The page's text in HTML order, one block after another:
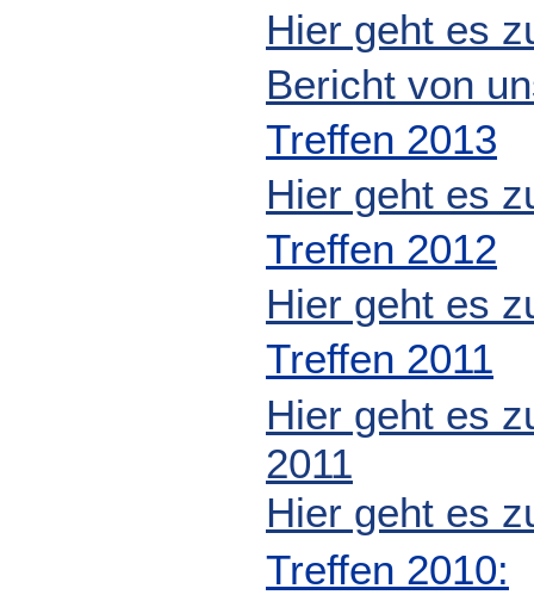
Hier geht es
Bericht von
Treffen 2013
Hier geht es
Treffen 2012
Hier geht es
Treffen 2011
Hier geht es
2011
Hier geht es
Treffen 2010: